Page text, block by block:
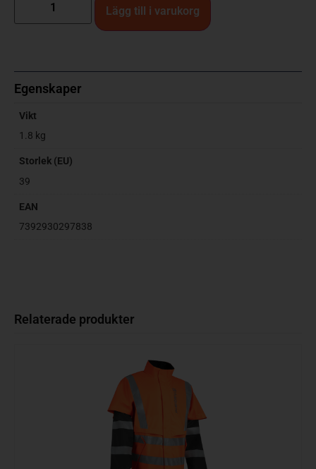
Lägg till i varukorg
Egenskaper
Vikt
1.8 kg
Storlek (EU)
39
EAN
7392930297838
Relaterade produkter